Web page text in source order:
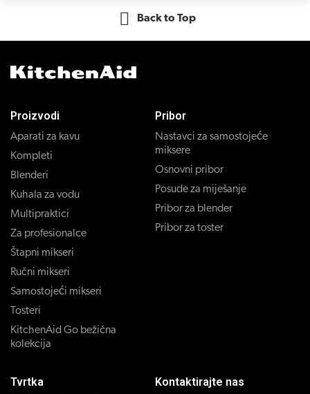
Back to Top
Proizvodi
Aparati za kavu
Kompleti
Blenderi
Kuhala za vodu
Multipraktici
Za profesionalce
Štapni mikseri
Ručni mikseri
Samostojeći mikseri
Tosteri
KitchenAid Go bežična
kolekcija
Pribor
Nastavci za samostojeće
miksere
Osnovni pribor
Posude za miješanje
Pribor za blender
Pribor za toster
Tvrtka Kontaktirajte nas